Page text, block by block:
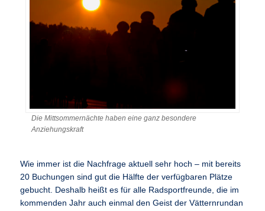
Die Mittsommernächte haben eine ganz besondere
Anziehungskraft
Wie immer ist die Nachfrage aktuell sehr hoch – mit bereits
20 Buchungen sind gut die Hälfte der verfügbaren Plätze
gebucht. Deshalb heißt es für alle Radsportfreunde, die im
kommenden Jahr auch einmal den Geist der Vätternrundan